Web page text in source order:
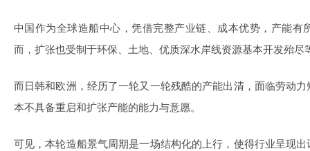
中国作为全球造船中心，凭借完整产业链、成本优势，产能有
而，扩张也受制于环保、土地、优质深水岸线资源基本开发殆尽
而日韩和欧洲，经历了一轮又一轮残酷的产能出清，面临劳动
本不具备重启和扩张产能的能力与意愿。
可见，本轮造船景气周期是一场结构化的上行，使得行业呈现